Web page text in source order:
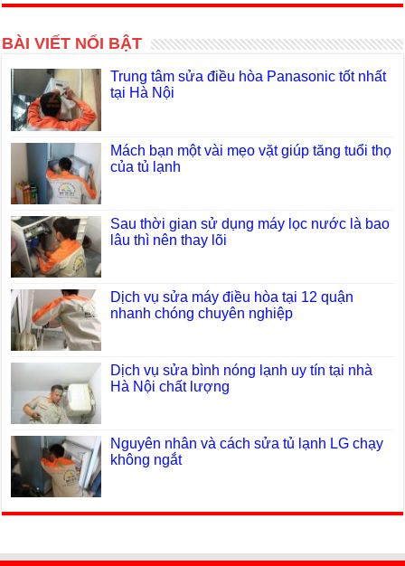
BÀI VIẾT NỔI BẬT
Trung tâm sửa điều hòa Panasonic tốt nhất
tại Hà Nội
Mách bạn một vài mẹo vặt giúp tăng tuổi thọ
của tủ lạnh
Sau thời gian sử dụng máy lọc nước là bao
lâu thì nên thay lõi
Dịch vụ sửa máy điều hòa tại 12 quận
nhanh chóng chuyên nghiệp
Dịch vụ sửa bình nóng lạnh uy tín tại nhà
Hà Nội chất lượng
Nguyên nhân và cách sửa tủ lạnh LG chạy
không ngắt